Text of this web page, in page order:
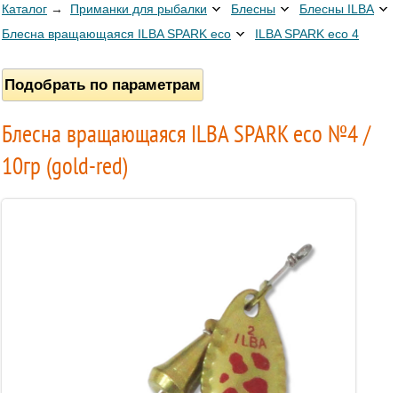
Каталог → Приманки для рыбалки Блесны
Блесны ILBA
Блесна вращающаяся ILBA SPARK eco
ILBA SPARK eco 4
Подобрать по параметрам
Блесна вращающаяся ILBA SPARK eco №4 /
10гр (gold-red)